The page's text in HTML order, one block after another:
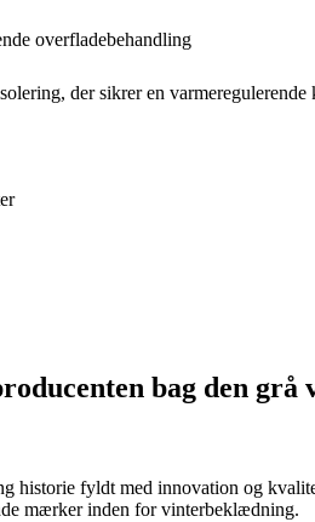
overfladebehandling
der sikrer en varmeregulerende
bag den
historie fyldt med innovation og
mærker inden for vinterbeklædning.